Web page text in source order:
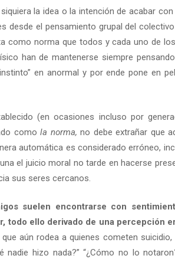
la idea o la intención de acabar con
desde el pensamiento grupal del
como norma que todos y cada uno de
han de mantenerse siempre
en anormal y por ende pone en
(en ocasiones incluso por
comola norma, no debe extrañar que
automática es considerado erróneo,
el juicio moral no tarde en hacerse
sus seres cercanos.
suelen encontrarse con
todo ello derivado de una percepción
que aún rodea a quienes cometen
nadie hizo nada?” “¿Cómo no lo